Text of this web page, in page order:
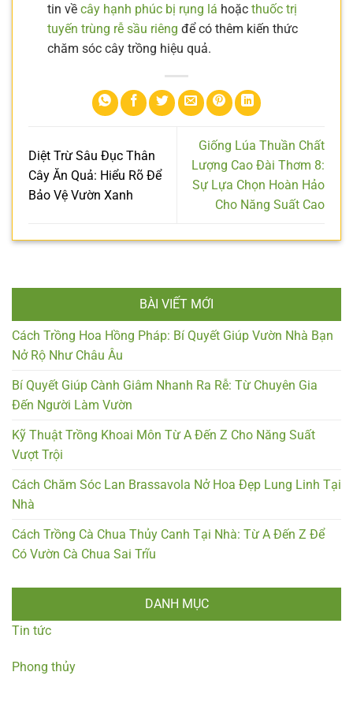
tin về cây hạnh phúc bị rụng lá hoặc thuốc trị
tuyến trùng rễ sầu riêng để có thêm kiến thức
chăm sóc cây trồng hiệu quả.
Diệt Trừ Sâu Đục Thân
Cây Ăn Quả: Hiểu Rõ Để
Bảo Vệ Vườn Xanh
Giống Lúa Thuần Chất
Lượng Cao Đài Thơm 8:
Sự Lựa Chọn Hoàn Hảo
Cho Năng Suất Cao
BÀI VIẾT MỚI
Cách Trồng Hoa Hồng Pháp: Bí Quyết Giúp Vườn Nhà Bạn
Nở Rộ Như Châu Âu
Bí Quyết Giúp Cành Giâm Nhanh Ra Rễ: Từ Chuyên Gia
Đến Người Làm Vườn
Kỹ Thuật Trồng Khoai Môn Từ A Đến Z Cho Năng Suất
Vượt Trội
Cách Chăm Sóc Lan Brassavola Nở Hoa Đẹp Lung Linh Tại
Nhà
Cách Trồng Cà Chua Thủy Canh Tại Nhà: Từ A Đến Z Để
Có Vườn Cà Chua Sai Trĩu
DANH MỤC
Tin tức
Phong thủy